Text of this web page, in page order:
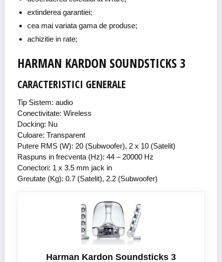
extinderea garantiei;
cea mai variata gama de produse;
achizitie in rate;
HARMAN KARDON SOUNDSTICKS 3
CARACTERISTICI GENERALE
Tip Sistem: audio
Conectivitate: Wireless
Docking: Nu
Culoare: Transparent
Putere RMS (W): 20 (Subwoofer), 2 x 10 (Satelit)
Raspuns in frecventa (Hz): 44 – 20000 Hz
Conectori: 1 x 3.5 mm jack in
Greutate (Kg): 0.7 (Satelit), 2.2 (Subwoofer)
Harman Kardon Soundsticks 3